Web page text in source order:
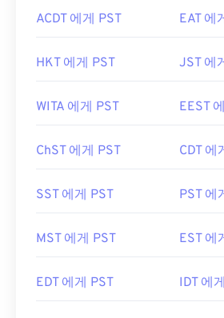
ACDT 에게 PST EAT 에
HKT 에게 PST JST 에
WITA 에게 PST EEST
ChST 에게 PST CDT 에
SST 에게 PST PST 에
MST 에게 PST EST 에
EDT 에게 PST IDT 에